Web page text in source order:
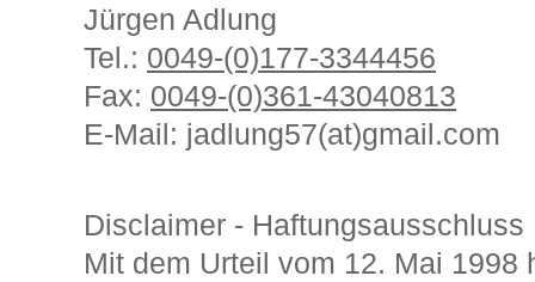
Jürgen Adlung
Tel.: 0049-(0)177-3344456
Fax: 0049-(0)361-43040813
E-Mail: jadlung57(at)gmail.com
Disclaimer - Haftungsausschluss
Mit dem Urteil vom 12. Mai 1998